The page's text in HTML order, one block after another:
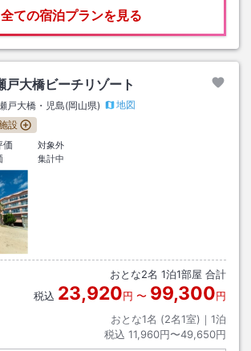
全ての宿泊プランを見る
戸大橋ビーチリゾート
戸大橋・児島(岡山県)
地図
設
価
対象外
集計中
おとな2名 1泊1部屋 合計
税込 23,920円 〜 99,300円
おとな1名 (2名1室)｜ 1泊
税込 11,960円〜49,650円